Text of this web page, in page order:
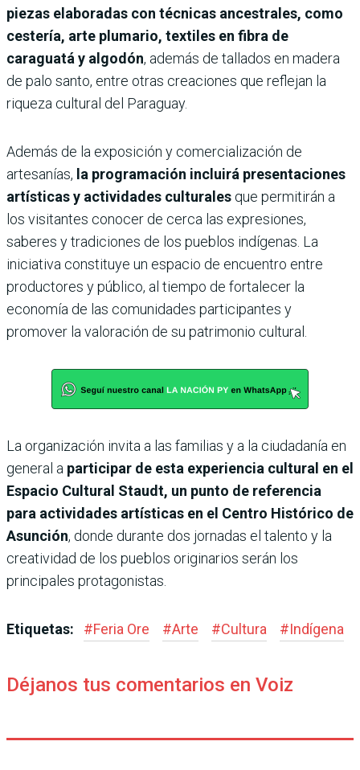
piezas elaboradas con técnicas ancestrales, como
cestería, arte plumario, textiles en fibra de
caraguatá y algodón, además de tallados en madera
de palo santo, entre otras creaciones que reflejan la
riqueza cultural del Paraguay.
Además de la exposición y comercialización de
artesanías, la programación incluirá presentaciones
artísticas y actividades culturales que permitirán a
los visitantes conocer de cerca las expresiones,
saberes y tradiciones de los pueblos indígenas. La
iniciativa constituye un espacio de encuentro entre
productores y público, al tiempo de fortalecer la
economía de las comunidades participantes y
promover la valoración de su patrimonio cultural.
La organización invita a las familias y a la ciudadanía en
general a participar de esta experiencia cultural en el
Espacio Cultural Staudt, un punto de referencia
para actividades artísticas en el Centro Histórico de
Asunción, donde durante dos jornadas el talento y la
creatividad de los pueblos originarios serán los
principales protagonistas.
Etiquetas: #Feria Ore #Arte #Cultura #Indígena
Déjanos tus comentarios en Voiz